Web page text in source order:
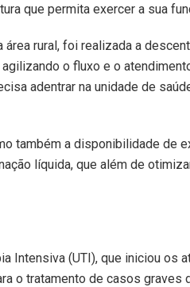
que permita exercer a sua
rural, foi realizada a
o fluxo e o
adentrar na unidade de
também a disponibilidade de
líquida, que além de
Intensiva (UTI), que iniciou os
o tratamento de casos graves